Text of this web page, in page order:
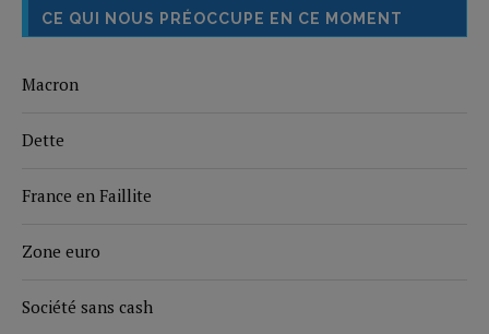
CE QUI NOUS PRÉOCCUPE EN CE MOMENT
Macron
Dette
France en Faillite
Zone euro
Société sans cash